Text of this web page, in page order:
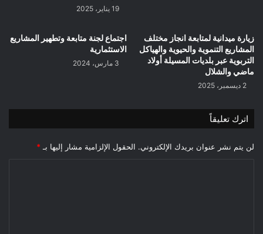
19 يناير، 2025
زيارة ميدانية لمتابعة انجاز مختلف
المشاريع التنموية والحيوية والهياكل
التربوية عبر بلديات المسيلة أولاد
ماضي والشلال
2 ديسمبر، 2025
اجتماع لجنة متابعة وتطهير المشاريع
الاستثمارية
3 مارس، 2024
اترك تعليقاً
لن يتم نشر عنوان بريدك الإلكتروني. الحقول الإلزامية مشار إليها بـ *